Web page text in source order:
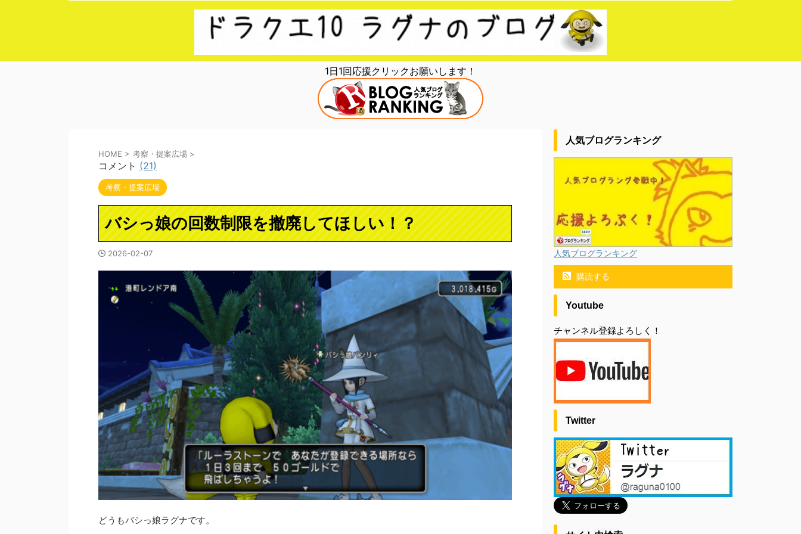
1日1回応援クリックお願いします！
HOME > 考察・提案広場 >
コメント (21)
考察・提案広場
バシっ娘の回数制限を撤廃してほしい！？
2026-02-07
どうもバシっ娘ラグナです。
人気ブログランキング
人気ブログランキング
購読する
Youtube
チャンネル登録よろしく！
Twitter